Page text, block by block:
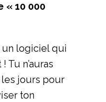
« 10 000
un logiciel qui
Tu n’auras
les jours pour
ton